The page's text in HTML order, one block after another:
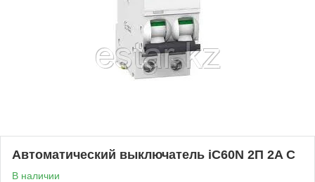
Автоматический выключатель iC60N 2П 2A C
В наличии